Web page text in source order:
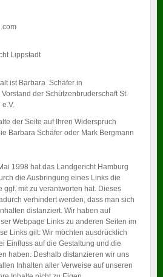
Lippstadt
ist Barbara Schäfer in
der Schützenbruderschaft St.
e.V.
der Seite auf Ihren Widerspruch
Barbara Schäfer oder Mark Bergmann
1998 hat das Landgericht Hamburg
die Ausbringung eines Links die
ggf. mit zu verantworten hat. Dieses
verhindert werden, dass man sich
distanziert. Wir haben auf
Webpage Links zu anderen Seiten im
Links gilt: Wir möchten ausdrücklich
Einfluss auf die Gestaltung und die
haben. Deshalb distanzieren wir uns
Inhalten aller Verweise auf unseren